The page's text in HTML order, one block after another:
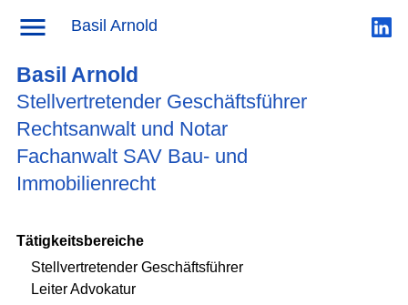
Basil Arnold
Unser Team→ Basil Arnold
Basil Arnold
Stellvertretender Geschäftsführer
Rechtsanwalt und Notar
Fachanwalt SAV Bau- und
Immobilienrecht
Tätigkeitsbereiche
Stellvertretender Geschäftsführer
Leiter Advokatur